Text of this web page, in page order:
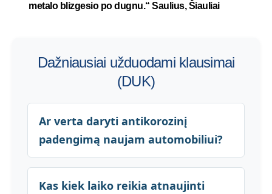
metalo blizgesio po dugnu.“ Saulius, Šiauliai
Dažniausiai užduodami klausimai
(DUK)
Ar verta daryti antikorozinį
padengimą naujam automobiliui?
Kas kiek laiko reikia atnaujinti